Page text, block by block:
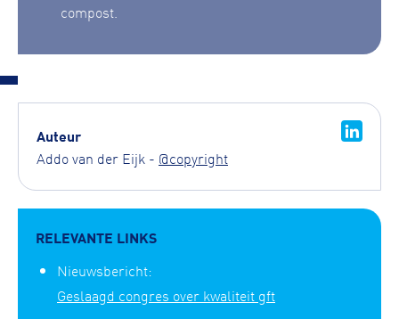
compost.
Auteur
Addo van der Eijk - @copyright
RELEVANTE LINKS
Nieuwsbericht:
Geslaagd congres over kwaliteit gft